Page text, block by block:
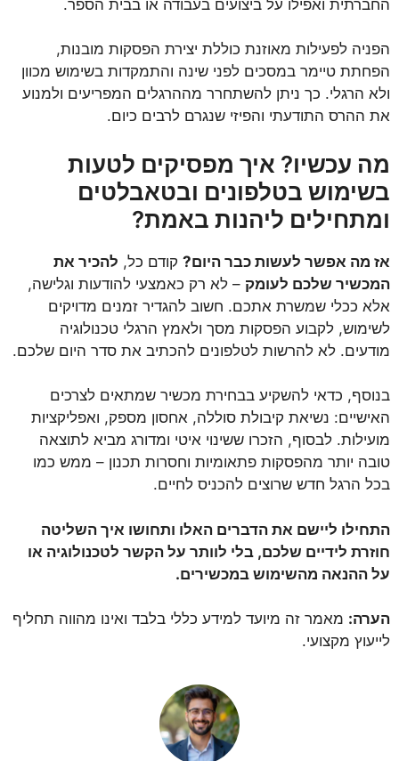
החברתית ואפילו על ביצועים בעבודה או בבית הספר.
הפניה לפעילות מאוזנת כוללת יצירת הפסקות מובנות,
הפחתת טיימר במסכים לפני שינה והתמקדות בשימוש מכוון
ולא הרגלי. כך ניתן להשתחרר מההרגלים המפריעים ולמנוע
את ההרס התודעתי והפיזי שנגרם לרבים כיום.
מה עכשיו? איך מפסיקים לטעות
בשימוש בטלפונים ובטאבלטים
ומתחילים ליהנות באמת?
אז מה אפשר לעשות כבר היום? קודם כל, להכיר את
המכשיר שלכם לעומק – לא רק כאמצעי להודעות וגלישה,
אלא ככלי שמשרת אתכם. חשוב להגדיר זמנים מדויקים
לשימוש, לקבוע הפסקות מסך ולאמץ הרגלי טכנולוגיה
מודעים. לא להרשות לטלפונים להכתיב את סדר היום שלכם.
בנוסף, כדאי להשקיע בבחירת מכשיר שמתאים לצרכים
האישיים: נשיאת קיבולת סוללה, אחסון מספק, ואפליקציות
מועילות. לבסוף, הזכרו ששינוי איטי ומדורג מביא לתוצאה
טובה יותר מהפסקות פתאומיות וחסרות תכנון – ממש כמו
בכל הרגל חדש שרוצים להכניס לחיים.
התחילו ליישם את הדברים האלו ותחושו איך השליטה
חוזרת לידיים שלכם, בלי לוותר על הקשר לטכנולוגיה או
על ההנאה מהשימוש במכשירים.
הערה: מאמר זה מיועד למידע כללי בלבד ואינו מהווה תחליף
לייעוץ מקצועי.